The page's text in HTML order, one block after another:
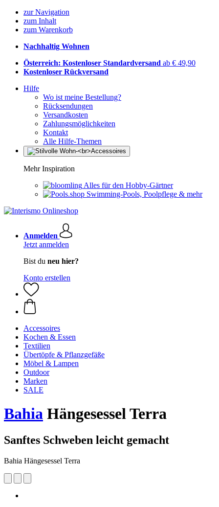
zur Navigation
zum Inhalt
zum Warenkorb
Nachhaltig Wohnen
Österreich: Kostenloser Standardversand ab € 49,90
Kostenloser Rückversand
Hilfe
Wo ist meine Bestellung?
Rücksendungen
Versandkosten
Zahlungsmöglichkeiten
Kontakt
Alle Hilfe-Themen
Mehr Inspiration
Alles für den Hobby-Gärtner
Swimming-Pools, Poolpflege & mehr
Anmelden
Jetzt anmelden
Bist du neu hier?
Konto erstellen
Accessoires
Kochen & Essen
Textilien
Übertöpfe & Pflanzgefäße
Möbel & Lampen
Outdoor
Marken
SALE
Bahia Hängesessel Terra
Sanftes Schweben leicht gemacht
Bahia Hängesessel Terra